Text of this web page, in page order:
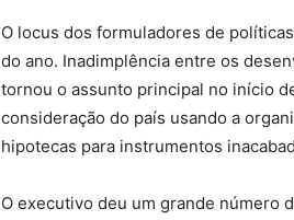
O locus dos formuladores de
do ano. Inadimplência entre os
tornou o assunto principal no início
consideração do país usando a
hipotecas para instrumentos
O executivo deu um grande número